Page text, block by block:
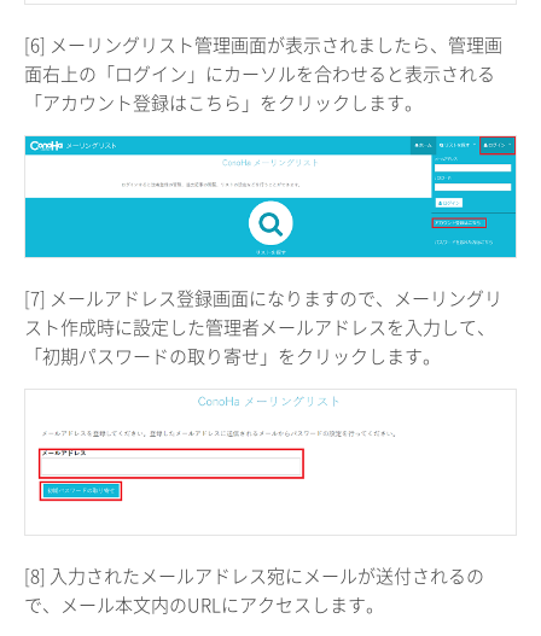
[6] メーリングリスト管理画面が表示されましたら、管理画
面右上の「ログイン」にカーソルを合わせると表示される
「アカウント登録はこちら」をクリックします。
[7] メールアドレス登録画面になりますので、メーリングリ
スト作成時に設定した管理者メールアドレスを入力して、
「初期パスワードの取り寄せ」をクリックします。
[8] 入力されたメールアドレス宛にメールが送付されるの
で、メール本文内のURLにアクセスします。